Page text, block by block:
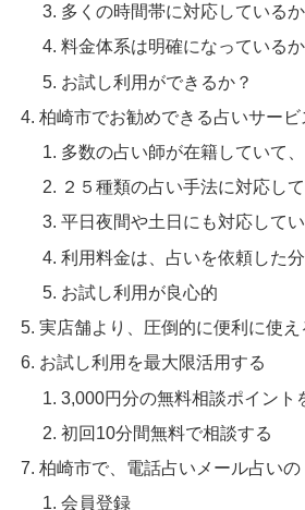
多くの時間帯に対応しているか
料金体系は明確になっているか
お試し利用ができるか？
柏崎市でお勧めできる占いサービ
多数の占い師が在籍していて
２５種類の占い手法に対応し
平日夜間や土日にも対応して
利用料金は、占いを依頼した
お試し利用が良心的
実店舗より、圧倒的に便利に使え
お試し利用を最大限活用する
3,000円分の無料相談ポイント
初回10分間無料で相談する
柏崎市で、電話占いメール占い
会員登録